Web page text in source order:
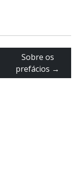
Sobre os
prefácios →